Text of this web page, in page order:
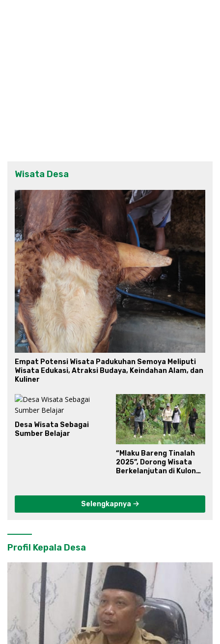
Wisata Desa
Empat Potensi Wisata Padukuhan Semoya Meliputi
Wisata Edukasi, Atraksi Budaya, Keindahan Alam, dan
Kuliner
Desa Wisata Sebagai
Sumber Belajar
“Mlaku Bareng Tinalah
2025”, Dorong Wisata
Berkelanjutan di Kulon
Selengkapnya
Profil Kepala Desa